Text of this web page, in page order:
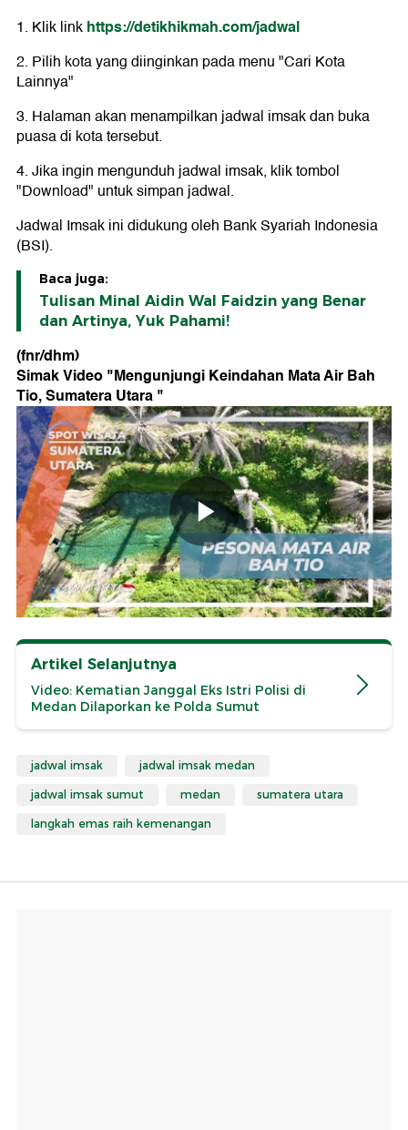
1. Klik linkhttps://detikhikmah.com/jadwal
2. Pilih kota yang diinginkan pada menu "Cari Kota
Lainnya"
3. Halaman akan menampilkan jadwal imsak dan buka
puasa di kota tersebut.
4. Jika ingin mengunduh jadwal imsak, klik tombol
"Download" untuk simpan jadwal.
Jadwal Imsak ini didukung oleh Bank Syariah Indonesia
(BSI).
Baca juga:
Tulisan Minal Aidin Wal Faidzin yang Benar
dan Artinya, Yuk Pahami!
(fnr/dhm)
Simak Video "Mengunjungi Keindahan Mata Air Bah
Tio, Sumatera Utara"
Artikel Selanjutnya
Video: Kematian Janggal Eks Istri Polisi di
Medan Dilaporkan ke Polda Sumut
jadwal imsak jadwal imsak medan
jadwal imsak sumut medan sumatera utara
langkah emas raih kemenangan